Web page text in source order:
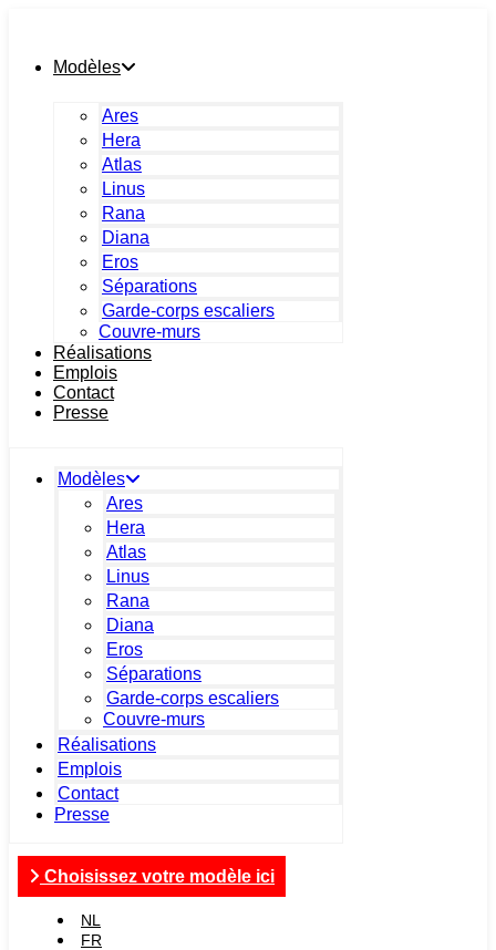
content
Modèles
Ares
Hera
Atlas
Linus
Rana
Diana
Eros
Séparations
Garde-corps escaliers
Couvre-murs
Réalisations
Emplois
Contact
Presse
Modèles
Ares
Hera
Atlas
Linus
Rana
Diana
Eros
Séparations
Garde-corps escaliers
Couvre-murs
Réalisations
Emplois
Contact
Presse
Choisissez votre modèle ici
NL
FR